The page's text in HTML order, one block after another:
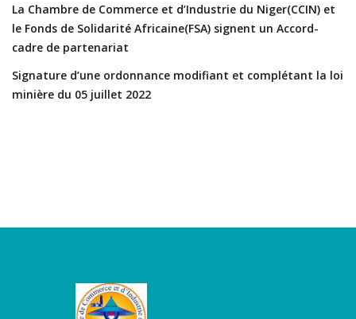
La Chambre de Commerce et d’Industrie du Niger(CCIN) et
le Fonds de Solidarité Africaine(FSA) signent un Accord-
cadre de partenariat
Signature d’une ordonnance modifiant et complétant la loi
minière du 05 juillet 2022